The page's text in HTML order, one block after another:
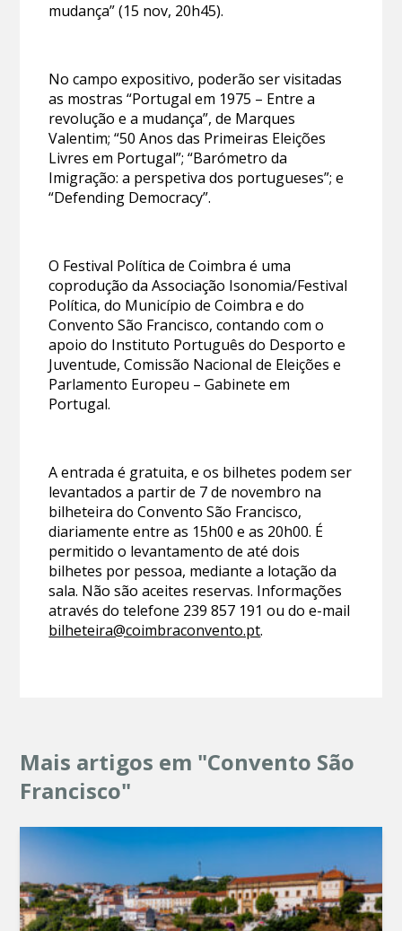
mudança” (15 nov, 20h45).
No campo expositivo, poderão ser visitadas
as mostras “Portugal em 1975 – Entre a
revolução e a mudança”, de Marques
Valentim; “50 Anos das Primeiras Eleições
Livres em Portugal”; “Barómetro da
Imigração: a perspetiva dos portugueses”; e
“Defending Democracy”.
O Festival Política de Coimbra é uma
coprodução da Associação Isonomia/Festival
Política, do Município de Coimbra e do
Convento São Francisco, contando com o
apoio do Instituto Português do Desporto e
Juventude, Comissão Nacional de Eleições e
Parlamento Europeu – Gabinete em
Portugal.
A entrada é gratuita, e os bilhetes podem ser
levantados a partir de 7 de novembro na
bilheteira do Convento São Francisco,
diariamente entre as 15h00 e as 20h00. É
permitido o levantamento de até dois
bilhetes por pessoa, mediante a lotação da
sala. Não são aceites reservas. Informações
através do telefone 239 857 191 ou do e-mail
bilheteira@coimbraconvento.pt.
Mais artigos em "Convento São
Francisco"